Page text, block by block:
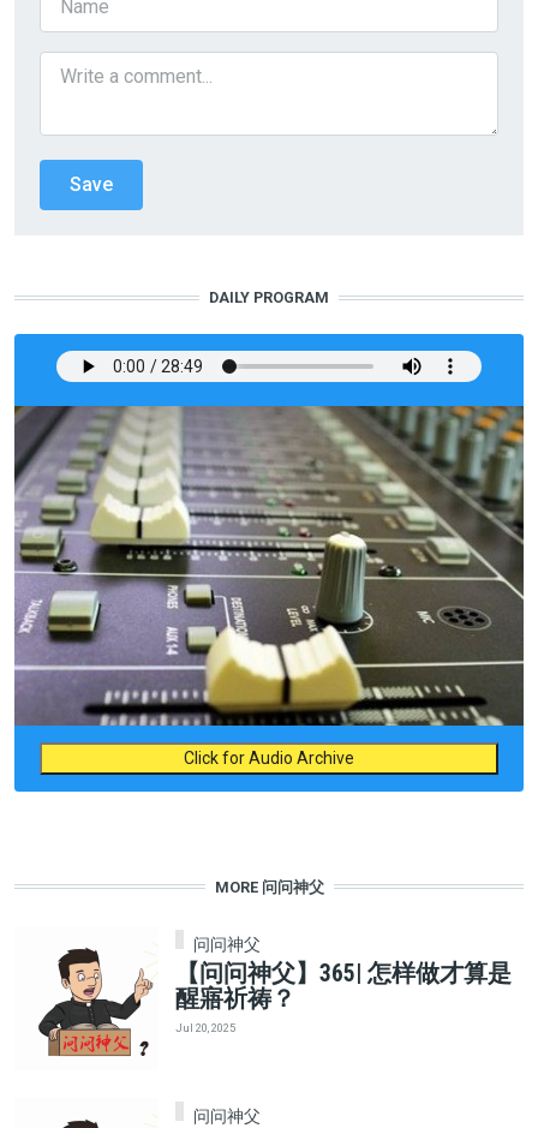
DAILY PROGRAM
Click for Audio Archive
MORE 问问神父
问问神父
【问问神父】365| 怎样做才算是
醒寤祈祷？
Jul 20, 2025
问问神父